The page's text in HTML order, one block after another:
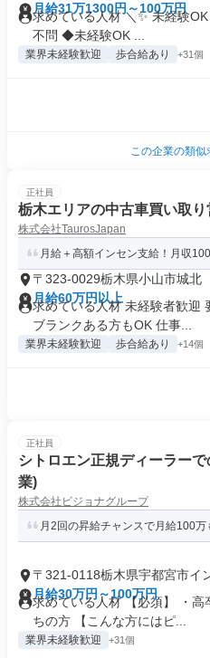
月給31万1300円～100万円
求めている人材 ＼✨ 未経験
不問 ◆未経験OK ...
業界未経験歓迎 歩合給あり +31個
この企業の類似
正社員
栃木エリアの中古車買い取り
株式会社TaurosJapan
月給＋高額インセン支給！月収
〒323-0029栃木県小山市城北
月給60万円以上
求めている人材 未経験者歓迎
ブランクある方もOK 仕事...
業界未経験歓迎 歩合給あり +14個
正社員
シトロエン正規ディーラー
業)
株式会社ビジョナグループ
月2回の昇給チャンスで月給100
〒321-0118栃木県宇都宮市イ
月給30万円～100万円
求めている人材 【必須】 ・
ちの方 【こんな方にはピ...
業界未経験歓迎 +31個